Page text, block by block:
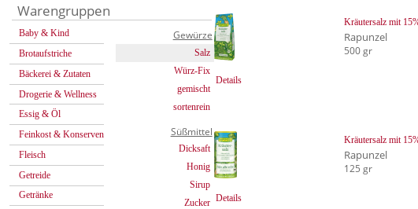
Warengruppen
Baby & Kind
Brotaufstriche
Bäckerei & Zutaten
Drogerie & Wellness
Essig & Öl
Feinkost & Konserven
Fleisch
Getreide
Getränke
Gewürze
Salz
Würz-Fix
gemischt
sortenrein
Süßmittel
Dicksaft
Honig
Sirup
Zucker
Details
Kräutersalz mit
Rapunzel
500 gr
Details
Kräutersalz mit
Rapunzel
125 gr